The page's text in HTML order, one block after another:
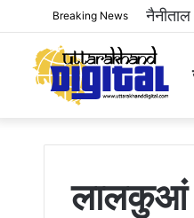
Breaking News
लालकुआं